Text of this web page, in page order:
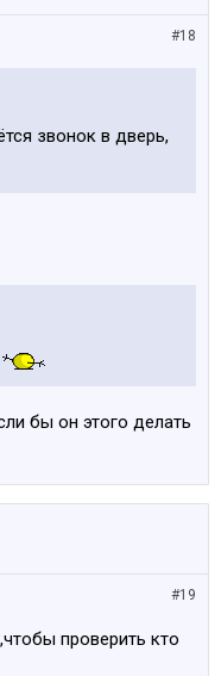
#18
звонок в дверь,
бы он этого делать
#19
проверить кто